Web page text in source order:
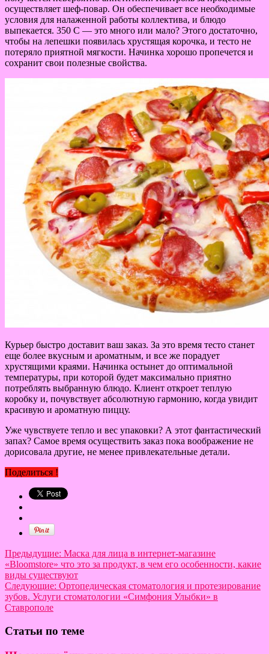
осуществляет шеф-повар. Он обеспечивает все необходимые
условия для налаженной работы коллектива, и блюдо
выпекается. 350 С — это много или мало? Этого достаточно,
чтобы на лепешки появилась хрустящая корочка, и тесто не
потеряло приятной мягкости. Начинка хорошо пропечется и
сохранит свои полезные свойства.
Курьер быстро доставит ваш заказ. За это время тесто станет
еще более вкусным и ароматным, и все же порадует
хрустящими краями. Начинка остынет до оптимальной
температуры, при которой будет максимально приятно
потреблять выбранную блюдо. Клиент откроет теплую
коробку и, почувствует абсолютную гармонию, когда увидит
красивую и ароматную пиццу.
Уже чувствуете тепло и вес упаковки? А этот фантастический
запах? Самое время осуществить заказ пока воображение не
дорисовала другие, не менее привлекательные детали.
Поделиться !
Предыдущие: Маска для лица в интернет-магазине
«Bloomstore» что это за продукт, в чем его особенности, какие
виды существуют
Следующие: Ортопедическая стоматология и протезирование
зубов. Услуги стоматологии «Симфония Улыбки» в
Ставрополе
Статьи по теме